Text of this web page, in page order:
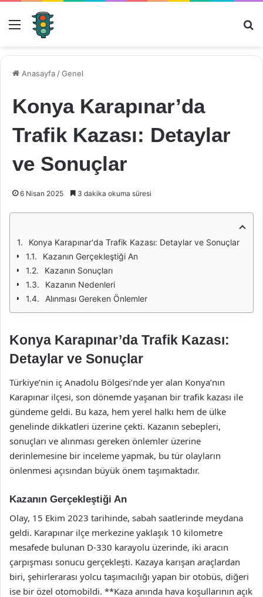
Menü
Anasayfa /Genel
Konya Karapınar’da
Trafik Kazası: Detaylar
ve Sonuçlar
6 Nisan 2025 3 dakika okuma süresi
Konya Karapınar'da Trafik Kazası: Detaylar ve Sonuçlar
Kazanın Gerçekleştiği An
Kazanın Sonuçları
Kazanın Nedenleri
Alınması Gereken Önlemler
Konya Karapınar’da Trafik Kazası:
Detaylar ve Sonuçlar
Türkiye’nin iç Anadolu Bölgesi’nde yer alan Konya’nın
Karapınar ilçesi, son dönemde yaşanan bir trafik kazası ile
gündeme geldi. Bu kaza, hem yerel halkı hem de ülke
genelinde dikkatleri üzerine çekti. Kazanın sebepleri,
sonuçları ve alınması gereken önlemler üzerine
derinlemesine bir inceleme yapmak, bu tür olayların
önlenmesi açısından büyük önem taşımaktadır.
Kazanın Gerçekleştiği An
Olay, 15 Ekim 2023 tarihinde, sabah saatlerinde meydana
geldi. Karapınar ilçe merkezine yaklaşık 10 kilometre
mesafede bulunan D-330 karayolu üzerinde, iki aracın
çarpışması sonucu gerçekleşti. Kazaya karışan araçlardan
biri, şehirlerarası yolcu taşımacılığı yapan bir otobüs, diğeri
ise bir özel otomobildi. **Kaza anında hava koşullarının açık